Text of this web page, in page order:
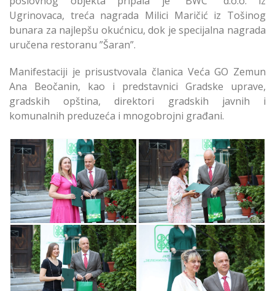
Ugrinovaca, treća nagrada Milici Maričić iz Tošinog
bunara za najlepšu okućnicu, dok je specijalna nagrada
uručena restoranu ”Šaran”.
Manifestaciji je prisustvovala članica Veća GO Zemun
Ana Beočanin, kao i predstavnici Gradske uprave,
gradskih opština, direktori gradskih javnih i
komunalnih preduzeća i mnogobrojni građani.
Zemun Među
Pobednicima za
Zeleniji Beograd
Zemun Među
Pobednicima Zeleniji
Beograd
Zemun Među
Pobednicima